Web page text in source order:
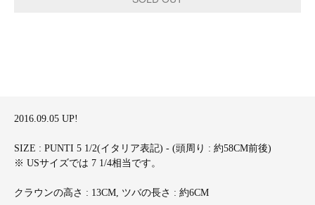
2016.09.05 UP!
SIZE : PUNTI 5 1/2(イタリア表記) - (頭周り : 約58CM前後)
※ USサイズでは 7 1/4相当です。
クラウンの高さ : 13CM, ツバの長さ : 約6CM